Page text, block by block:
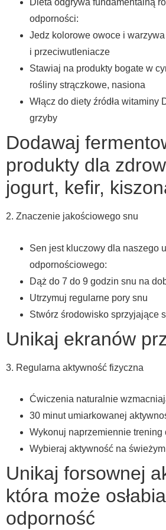
Dieta odgrywa fundamentalną
odporności:
Jedz kolorowe owoce i
i przeciwutleniacze
Stawiaj na produkty bogate w
rośliny strączkowe, nasiona
Włącz do diety źródła witaminy
grzyby
Dodawaj
produkty dla
jogurt, kefir,
2. Znaczenie jakościowego snu
Sen jest kluczowy dla naszego
odpornościowego:
Dąż do 7 do 9 godzin snu na
Utrzymuj regularne pory snu
Stwórz środowisko sprzyjające
Unikaj ekranów
3. Regularna aktywność fizyczna
Ćwiczenia naturalnie
30 minut umiarkowanej
Wykonuj naprzemiennie trening
Wybieraj aktywność na
Unikaj forsownej
która może
odporność